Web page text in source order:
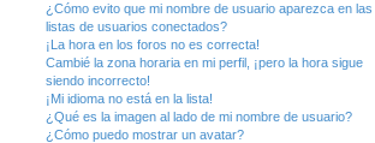
¿Cómo evito que mi nombre de usuario aparezca en las
listas de usuarios conectados?
¡La hora en los foros no es correcta!
Cambié la zona horaria en mi perfil, ¡pero la hora sigue
siendo incorrecto!
¡Mi idioma no está en la lista!
¿Qué es la imagen al lado de mi nombre de usuario?
¿Cómo puedo mostrar un avatar?